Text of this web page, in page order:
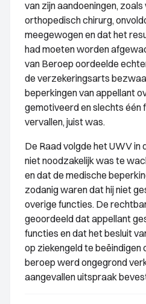
van zijn aandoeningen,
orthopedisch chirurg,
meegewogen en dat het
had moeten worden
van Beroep oordeelde
de verzekeringsarts
beperkingen van appellant
gemotiveerd en slechts één
vervallen, juist was.
De Raad volgde het UWV
niet noodzakelijk was te
en dat de medische
zodanig waren dat hij niet
overige functies. De
geoordeeld dat appellant
functies en dat het besluit
op ziekengeld te
beroep werd ongegrond
aangevallen uitspraak